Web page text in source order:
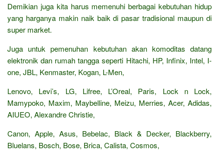
Demikian juga kita harus memenuhi berbagai kebutuhan hidup
yang harganya makin naik baik di pasar tradisional maupun di
super market.
Juga untuk pemenuhan kebutuhan akan komoditas datang
elektronik dan rumah tangga seperti Hitachi, HP, Infinix, Intel, I-
one, JBL, Kenmaster, Kogan, L-Men,
Lenovo, Levi’s, LG, Lifree, L’Oreal, Paris, Lock n Lock,
Mamypoko, Maxim, Maybelline, Meizu, Merries, Acer, Adidas,
AIUEO, Alexandre Christie,
Canon, Apple, Asus, Bebelac, Black & Decker, Blackberry,
Bluelans, Bosch, Bose, Brica, Calista, Cosmos,